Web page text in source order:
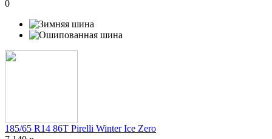
0
185/65 R14 86T Pirelli Winter Ice Zero